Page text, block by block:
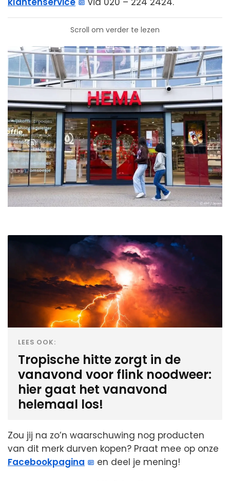
Scroll om verder te lezen
LEES OOK:
Tropische hitte zorgt in de
vanavond voor flink noodweer:
hier gaat het vanavond
helemaal los!
Zou jij na zo’n waarschuwing nog producten
van dit merk durven kopen? Praat mee op onze
Facebookpagina
en deel je mening!